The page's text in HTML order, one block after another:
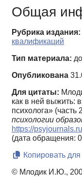
Общая
Рубрика издания:
квалификаций
Тип материала:
Опубликована
Для цитаты:
как в ней выжить:
психолога» (часть
психологии
https://
(дата обращения:
Копировать
© Млодик И.Ю.,